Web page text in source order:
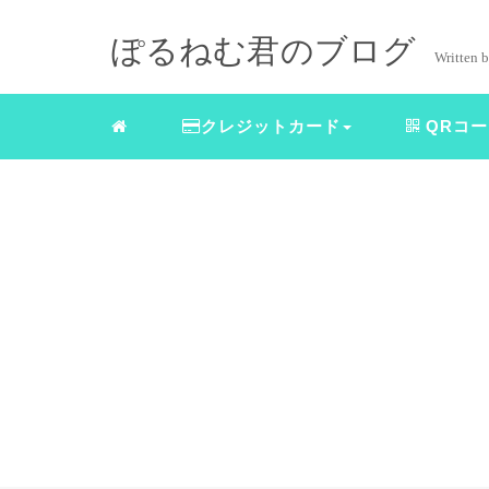
ぽるねむ君のブログ Written
クレジットカード QRコ